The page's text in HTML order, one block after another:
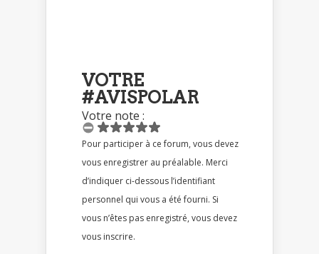
VOTRE
#AVISPOLAR
Votre note :
Pour participer à ce forum, vous devez
vous enregistrer au préalable. Merci
d’indiquer ci-dessous l’identifiant
personnel qui vous a été fourni. Si
vous n’êtes pas enregistré, vous devez
vous inscrire.